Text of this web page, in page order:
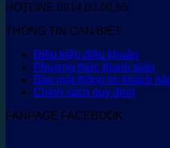
HOTLINE 0914.00.00.65
THÔNG TIN CẦN BIẾT
Điều kiện điều khoản
Phương thức thanh toán
Bảo mật thông tin khách
Chính sách quy định
FANPAGE FACEBOOK